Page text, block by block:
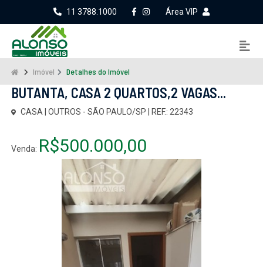
11 3788.1000 Área VIP
Imóvel Detalhes do Imóvel
BUTANTA, CASA 2 QUARTOS,2 VAGAS...
CASA | OUTROS - SÃO PAULO/SP | REF.: 22343
Venda: R$500.000,00